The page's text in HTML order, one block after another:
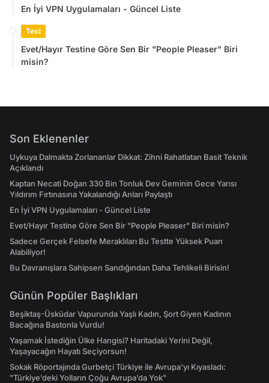
En İyi VPN Uygulamaları - Güncel Liste
Test
Evet/Hayır Testine Göre Sen Bir "People Pleaser" Biri
misin?
Son Eklenenler
Uykuya Dalmakta Zorlananlar Dikkat: Zihni Rahatlatan Basit Teknik
Açıklandı
Kaptan Necati Doğan 330 Bin Tonluk Dev Geminin Gece Yarısı
Yıldırım Fırtınasına Yakalandığı Anları Paylaştı
En İyi VPN Uygulamaları - Güncel Liste
Evet/Hayır Testine Göre Sen Bir "People Pleaser" Biri misin?
Sadece Gerçek Felsefe Meraklıları Bu Testte Yüksek Puan
Alabiliyor!
Bu Davranışlara Sahipsen Sandığından Daha Tehlikeli Birisin!
Günün Popüler Başlıkları
Beşiktaş-Üsküdar Vapurunda Yaşlı Kadın, Şort Giyen Kadının
Bacağına Bastonla Vurdu!
Yaşamak İstediğin Ülke Hangisi? Haritadaki Yerini Değil,
Yaşayacağın Hayatı Seçiyorsun!
Sokak Röportajında Gurbetçi Türkiye ile Avrupa'yı Kıyasladı:
"Türkiye’deki Yolların Çoğu Avrupa’da Yok"